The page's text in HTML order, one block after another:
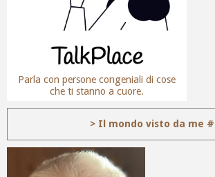
Parla con persone congeniali di cose
che ti stanno a cuore.
> Il mondo visto da me